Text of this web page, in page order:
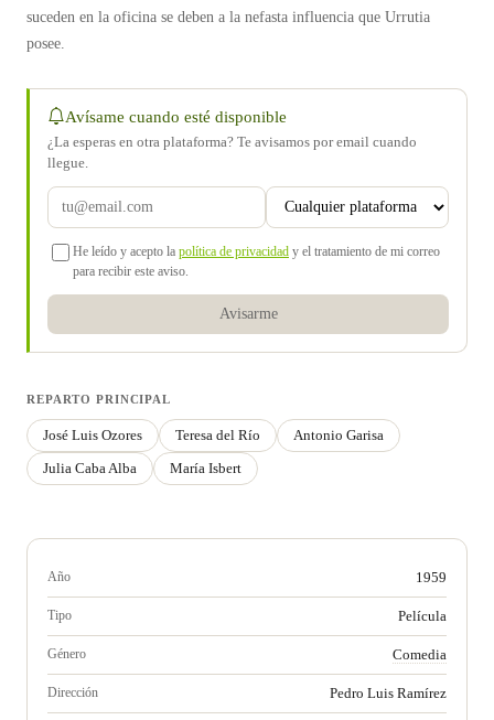
suceden en la oficina se deben a la nefasta influencia que Urrutia
posee.
Avísame cuando esté disponible
¿La esperas en otra plataforma? Te avisamos por email cuando
llegue.
He leído y acepto la política de privacidad y el tratamiento de mi correo
para recibir este aviso.
Avisarme
REPARTO PRINCIPAL
José Luis Ozores Teresa del Río
Antonio Garisa
Julia Caba Alba
María Isbert
Año 1959
Tipo Película
Género Comedia
Dirección Pedro Luis Ramírez